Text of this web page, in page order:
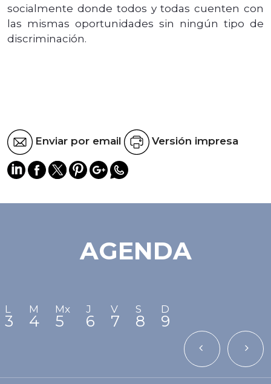
socialmente donde todos y todas cuenten con
las mismas oportunidades sin ningún tipo de
discriminación.
Enviar por email Versión impresa
AGENDA
L
3
M
4
Mx
5
J
6
V
7
S
8
D
9
Semana